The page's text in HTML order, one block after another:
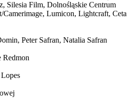
Silesia Film, Dolnośląskie Centrum
Lumicon, Lightcraft, Ceta
Peter Safran, Natalia Safran